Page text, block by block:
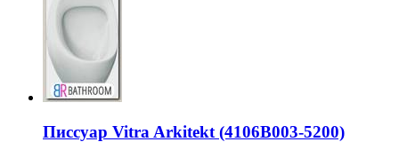
Писсуар Vitra Arkitekt (4106B003-5200)